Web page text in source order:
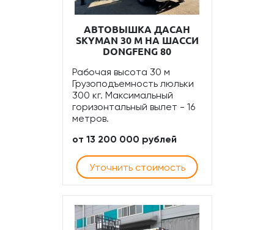
АВТОВЫШКА ДАСАН
SKYMAN 30 М НА ШАССИ
DONGFENG 80
Рабочая высота 30 м
Грузоподъемность люльки
300 кг. Максимальный
горизонтальный вылет - 16
метров.
от 13 200 000 рублей
Уточнить стоимость